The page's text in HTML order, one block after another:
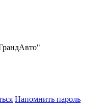
Напомнить пароль